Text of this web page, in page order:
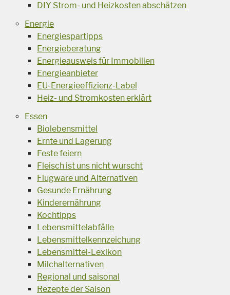
DIY Strom- und Heizkosten abschätzen
Energie
Energiespartipps
Energieberatung
Energieausweis für Immobilien
Energieanbieter
EU-Energieeffizienz-Label
Heiz- und Stromkosten erklärt
Essen
Biolebensmittel
Ernte und Lagerung
Feste feiern
Fleisch ist uns nicht wurscht
Flugware und Alternativen
Gesunde Ernährung
Kinderernährung
Kochtipps
Lebensmittelabfälle
Lebensmittelkennzeichung
Lebensmittel-Lexikon
Milchalternativen
Regional und saisonal
Rezepte der Saison